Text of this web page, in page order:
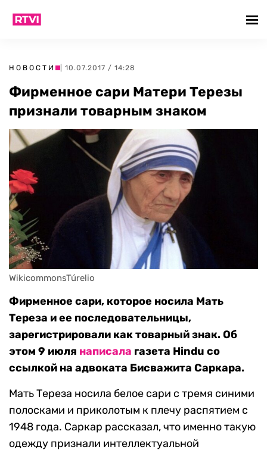
НОВОСТИ | 10.07.2017 / 14:28
Фирменное сари Матери Терезы
признали товарным знаком
WikicommonsTúrelio
Фирменное сари, которое носила Мать
Тереза и ее последовательницы,
зарегистрировали как товарный знак. Об
этом 9 июля написала газета Hindu со
ссылкой на адвоката Бисважита Саркара.
Мать Тереза носила белое сари с тремя синими
полосками и приколотым к плечу распятием с
1948 года. Саркар рассказал, что именно такую
одежду признали интеллектуальной